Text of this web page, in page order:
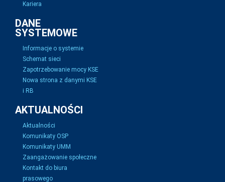
Kariera
DANE
SYSTEMOWE
Informacje o systemie
Schemat sieci
Zapotrzebowanie mocy KSE
Nowa strona z danymi KSE
i RB
AKTUALNOŚCI
Aktualności
Komunikaty OSP
Komunikaty UMM
Zaangażowanie społeczne
Kontakt do biura
prasowego